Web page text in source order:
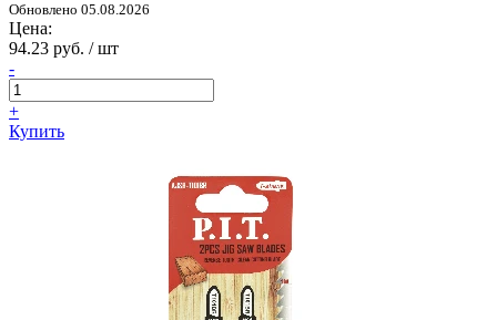
Обновлено 05.08.2026
Цена:
94.23 руб. / шт
-
+
Купить